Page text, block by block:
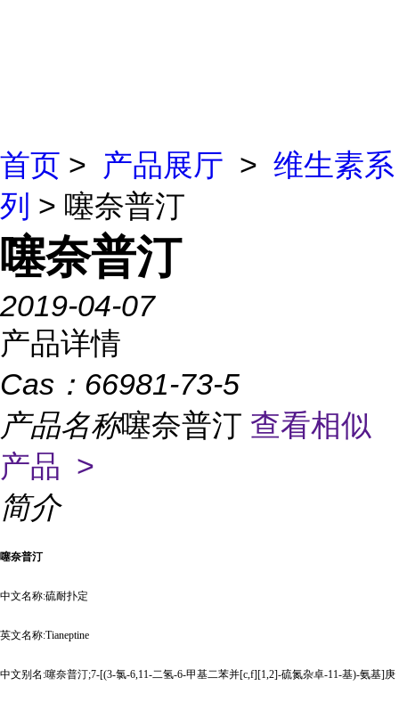
首页 > 产品展厅 > 维生素系
列 > 噻奈普汀
噻奈普汀
2019-04-07
产品详情
Cas： 66981-73-5
产品名称噻奈普汀 查看相似
产品 >
简介
噻奈普汀
中文名称:硫耐扑定
英文名称:Tianeptine
中文别名 :噻奈普汀;7-[(3-氯-6,11-二氢-6-甲基二苯并[c,f][1,2]-硫氮杂卓-11-基)-氨基]庚